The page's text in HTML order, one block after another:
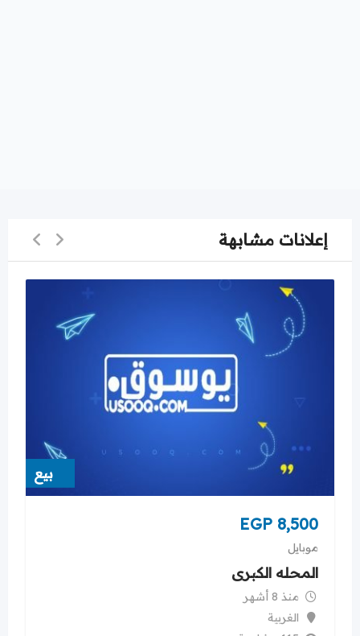
إعلانات مشابهة
بيع
EGP 8,500
موبايل
المحله الكبرى
منذ 8 أشهر
الغربية